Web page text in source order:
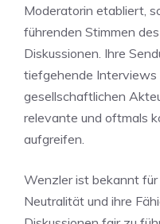
Moderatorin etabliert,
führenden Stimmen
Diskussionen. Ihre
tiefgehende Interviews
gesellschaftlichen
relevante und oftmals
aufgreifen.
Wenzler ist bekannt
Neutralität und ihre